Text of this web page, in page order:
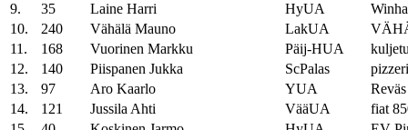
9.
35 Laine Harri HyUA
10.
240 Vähälä Mauno LakUA
11.
168 Vuorinen Markku Päij-HUA
12.
140 Piispanen Jukka ScPalas
13.
97 Aro Kaarlo YUA
14.
121 Jussila Ahti VääUA
fiat